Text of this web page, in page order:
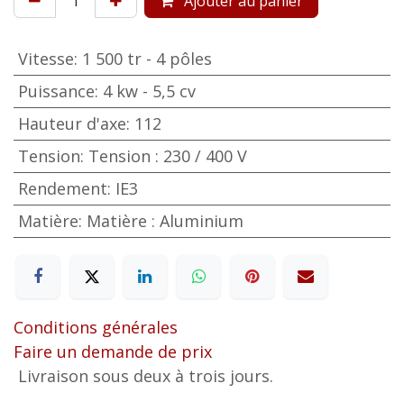
Vitesse: 1 500 tr - 4 pôles
Puissance: 4 kw - 5,5 cv
Hauteur d'axe: 112
Tension: Tension : 230 / 400 V
Rendement: IE3
Matière: Matière : Aluminium
Conditions générales
Faire un demande de prix
Livraison sous deux à trois jours.